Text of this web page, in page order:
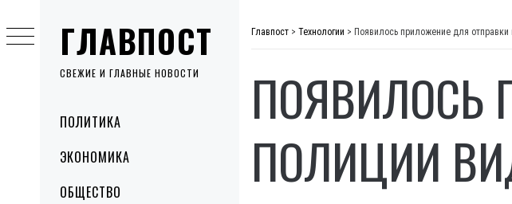
ГЛАВПОСТ
СВЕЖИЕ И ГЛАВНЫЕ НОВОСТИ
MenuПОЛИТИКА
ЭКОНОМИКА
ОБЩЕСТВО
to
content
Главпост > Технологии > Появилось приложение для
ПОЯВИЛОСЬ
ПОЛИЦИИ